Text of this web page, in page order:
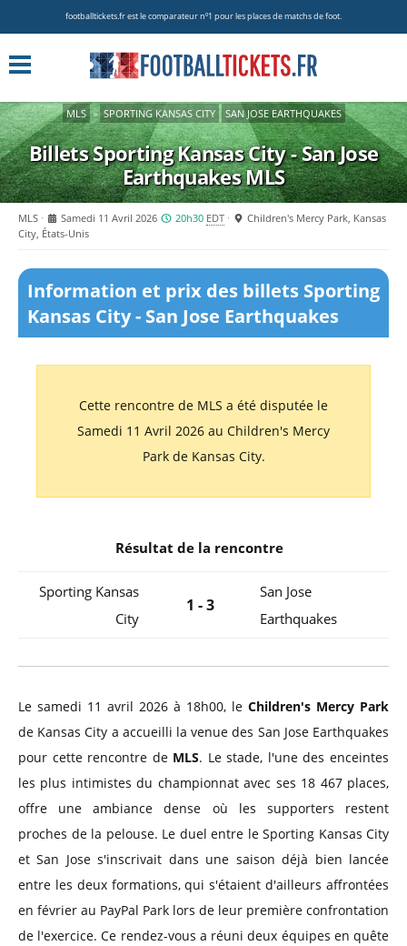
footballtickets.fr est le comparateur nº1 pour les places de matchs de foot.
MLS » SPORTING KANSAS CITY SAN JOSE EARTHQUAKES
Billets Sporting Kansas City - San Jose
EarthquakesMLS
MLS Samedi 11 Avril 2026 20h30 EDT
Children's Mercy Park, Kansas
City, États-Unis
Information et prix des billets Sporting
Kansas City - San Jose Earthquakes
Cette rencontre de MLS a été disputée le
Samedi 11 Avril 2026 au Children's Mercy
Park de Kansas City.
Résultat de la rencontre
Sporting Kansas
City
1 - 3
San Jose
Earthquakes
Le samedi 11 avril 2026 à 18h00, le Children's Mercy Park
de Kansas City a accueilli la venue des San Jose Earthquakes
pour cette rencontre de MLS. Le stade, l'une des enceintes
les plus intimistes du championnat avec ses 18 467 places,
offre une ambiance dense où les supporters restent
proches de la pelouse. Le duel entre le Sporting Kansas City
et San Jose s'inscrivait dans une saison déjà bien lancée
entre les deux formations, qui s'étaient d'ailleurs affrontées
en février au PayPal Park lors de leur première confrontation
de l'exercice. Ce rendez-vous a réuni deux équipes en quête